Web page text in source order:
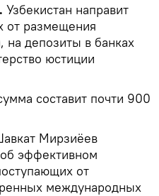
Узбекистан направит
от размещения
на депозиты в банках
юстиции
составит почти 900
Мирзиёев
эффективном
от
международных